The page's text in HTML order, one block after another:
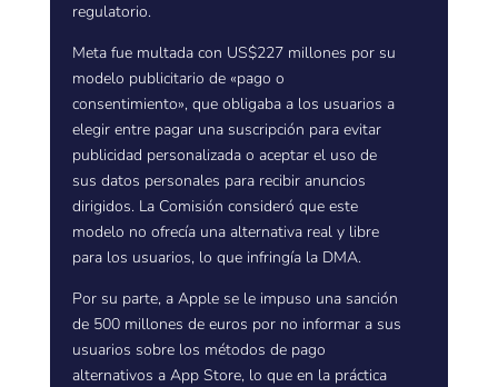
regulatorio.
Meta fue multada con US$227 millones por su
modelo publicitario de «pago o
consentimiento», que obligaba a los usuarios a
elegir entre pagar una suscripción para evitar
publicidad personalizada o aceptar el uso de
sus datos personales para recibir anuncios
dirigidos. La Comisión consideró que este
modelo no ofrecía una alternativa real y libre
para los usuarios, lo que infringía la DMA.
Por su parte, a Apple se le impuso una sanción
de 500 millones de euros por no informar a sus
usuarios sobre los métodos de pago
alternativos a App Store, lo que en la práctica